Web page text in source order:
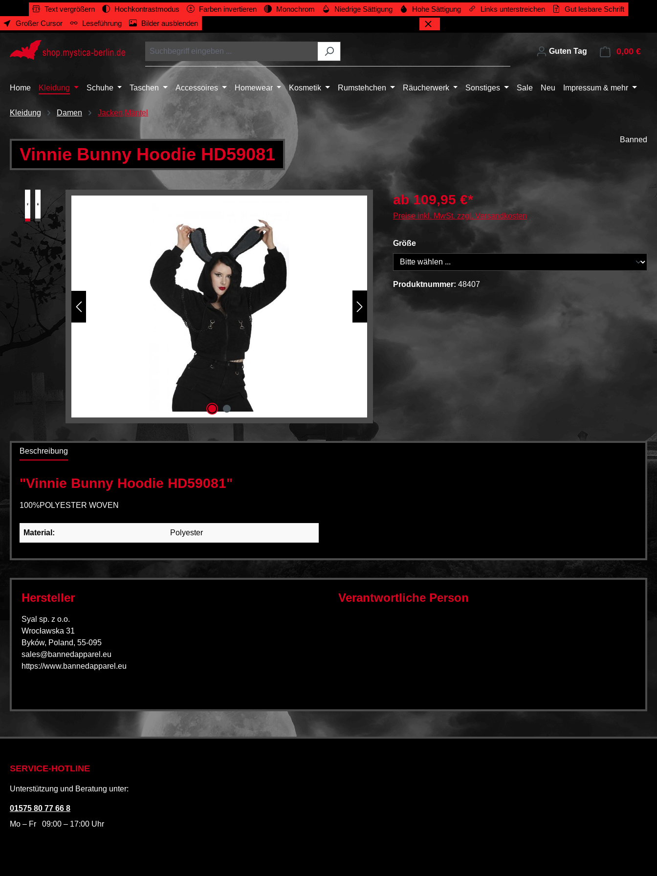
Zur Hauptnavigation springen
Text vergrößern Hochkontrastmodus Farben invertieren Monochrom Niedrige Sättigung Hohe Sättigung Links unterstreichen
Gut lesbare Schrift
Großer Cursor
Leseführung Bilder ausblenden
Guten Tag 0,00 €
Home Kleidung Schuhe Taschen Accessoires Homewear Kosmetik Rumstehchen Räucherwerk Sonstiges Sale Neu Impressum & mehr
Kleidung Damen Jacken,Mäntel
Vinnie Bunny Hoodie HD59081
Banned
Bildergalerie überspringen ab109,95 €*
Preise inkl. MwSt. zzgl. Versandkosten
Größe
Produktnummer: 48407
Beschreibung
"Vinnie Bunny Hoodie HD59081"
100%POLYESTER WOVEN
Material: Polyester
Hersteller
Syal sp. z o.o.
Wrocławska 31
Byków, Poland, 55-095
sales@bannedapparel.eu
https://www.bannedapparel.eu
Verantwortliche Person
SERVICE-HOTLINE
Unterstützung und Beratung unter:
01575 80 77 66 8
Mo – Fr 09:00 – 17:00 Uhr